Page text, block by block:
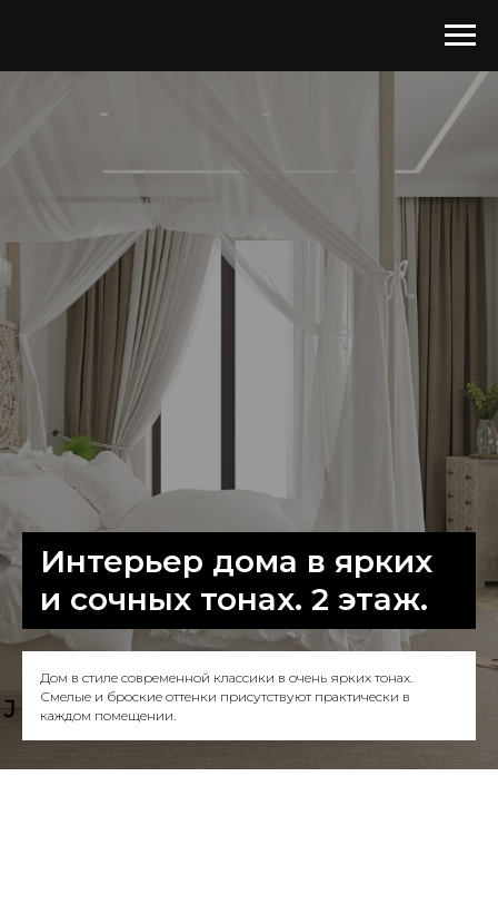
Интерьер дома в ярких
и сочных тонах. 2 этаж.
Дом в стиле современной классики в очень ярких тонах.
Смелые и броские оттенки присутствуют практически в
каждом помещении.